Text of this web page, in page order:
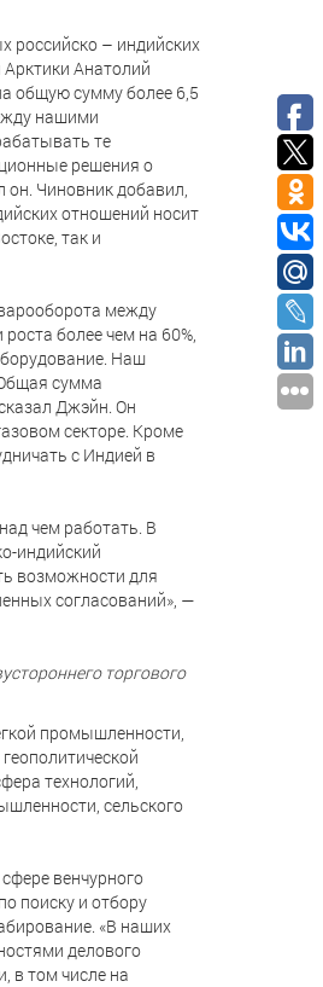
российско – индийских
Анатолий
общую сумму более 6,5
нашими
те
решения о
он. Чиновник добавил,
отношений носит
так и
между
более чем на 60%,
Наш
сумма
Джэйн. Он
секторе. Кроме
с Индией в
чем работать. В
индийский
возможности для
согласований», —
торгового
промышленности,
технологий,
сельского
венчурного
поиску и отбору
«В наших
делового
в том числе на